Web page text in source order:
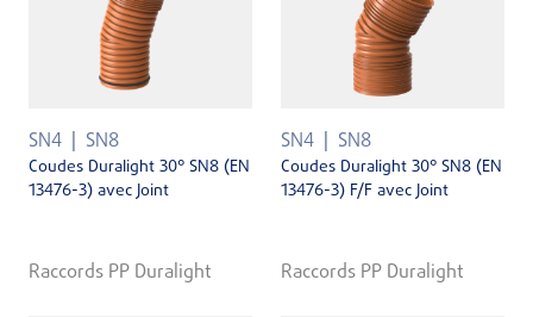
SN4 SN8
Coudes Duralight 30° SN8 (EN
13476-3) avec Joint
Raccords PP Duralight
SN4 SN8
Coudes Duralight 30° SN8 (EN
13476-3) F/F avec Joint
Raccords PP Duralight